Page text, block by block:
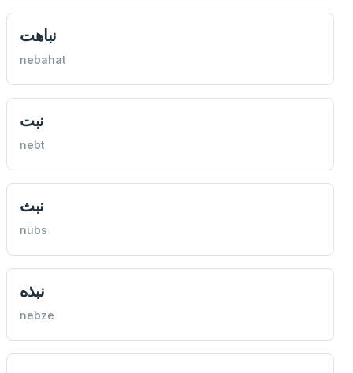
نباهت
nebahat
نبت
nebt
نبث
nübs
نبذه
nebze